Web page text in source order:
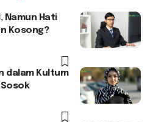
Namun Hati
Kosong?
dalam Kultum